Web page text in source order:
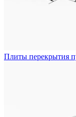
Плиты перекрытия